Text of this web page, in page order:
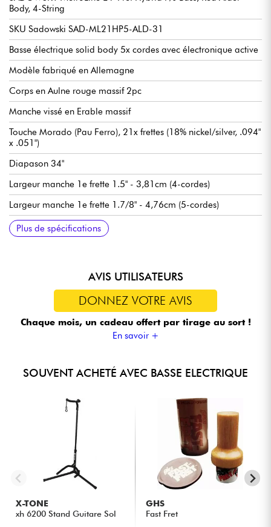
Body, 4-String
SKU Sadowski SAD-ML21HP5-ALD-31
Basse électrique solid body 5x cordes avec électronique active
Modèle fabriqué en Allemagne
Corps en Aulne rouge massif 2pc
Manche vissé en Erable massif
Touche Morado (Pau Ferro), 21x frettes (18% nickel/silver, .094"
x .051")
Diapason 34"
Largeur manche 1e frette 1.5" - 3,81cm (4-cordes)
Largeur manche 1e frette 1.7/8" - 4,76cm (5-cordes)
Micro manche Sadowsky P-Style
Micro chevalet Sadowsky hum-cancelling J-Style
Preamp Sadowsky Treble / Bass boost (true bypass switch)
Volume
Balance
Vintage Tone Control (push/pull pour bypass preamp)
Treble / Bass (potentiomètres concentriques)
Chevalet Sadowski Quick String Release
Mécaniques Sadowsky Light machine heads
Vendue avec housse Sadowsky Portabag
Plus de spécifications
AVIS UTILISATEURS
DONNEZ VOTRE AVIS
Chaque mois, un cadeau offert par tirage au sort !
En savoir +
SOUVENT ACHETÉ AVEC BASSE ELECTRIQUE
X-TONE
xh 6200 Stand Guitare Sol
GHS
Fast Fret